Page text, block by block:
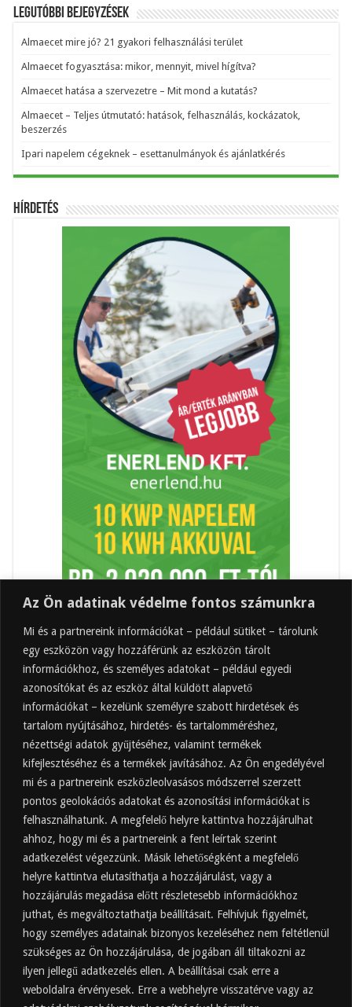
Az Ön adatinak védelme fontos számunkra
Mi és a partnereink információkat – például sütiket – tárolunk
egy eszközön vagy hozzáférünk az eszközön tárolt
információkhoz, és személyes adatokat – például egyedi
azonosítókat és az eszköz által küldött alapvető
információkat – kezelünk személyre szabott hirdetések és
tartalom nyújtásához, hirdetés- és tartalomméréshez,
nézettségi adatok gyűjtéséhez, valamint termékek
kifejlesztéséhez és a termékek javításához. Az Ön engedélyével
mi és a partnereink eszközleolvasásos módszerrel szerzett
pontos geolokációs adatokat és azonosítási információkat is
felhasználhatunk. A megfelelő helyre kattintva hozzájárulhat
ahhoz, hogy mi és a partnereink a fent leírtak szerint
adatkezelést végezzünk. Másik lehetőségként a megfelelő
helyre kattintva elutasíthatja a hozzájárulást, vagy a
hozzájárulás megadása előtt részletesebb információkhoz
juthat, és megváltoztathatja beállításait. Felhívjuk figyelmét,
hogy személyes adatainak bizonyos kezeléséhez nem feltétlenül
szükséges az Ön hozzájárulása, de jogában áll tiltakozni az
ilyen jellegű adatkezelés ellen. A beállításai csak erre a
weboldalra érvényesek. Erre a webhelyre visszatérve vagy az
Legutóbbi bejegyzések
Almaecet mire jó? 21 gyakori felhasználási terület
Almaecet fogyasztása: mikor, mennyit, mivel hígítva?
Almaecet hatása a szervezetre – Mit mond a kutatás?
Almaecet – Teljes útmutató: hatások, felhasználás, kockázatok,
beszerzés
Ipari napelem cégeknek – esettanulmányok és ajánlatkérés
Hírdetés
Felkapott
Almaecet mire jó? 21 gyakori felhasználási
terület
2025.10.31.
Almaecet fogyasztása: mikor, mennyit, mivel
hígítva?
2025.10.30.
Almaecet hatása a szervezetre –
Mit mond a kutatás?
2025.10.15.
Almaecet – Teljes útmutató:
hatások, felhasználás, kockázatok,
beszerzés
2025.10.14.